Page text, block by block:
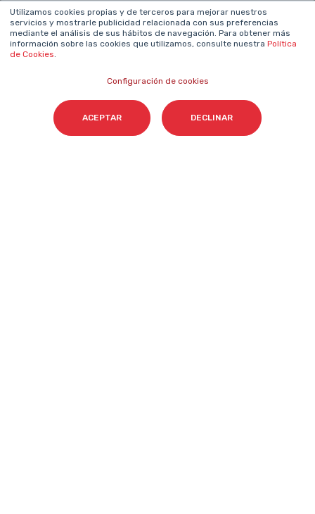
Utilizamos cookies propias y de terceros para mejorar nuestros
servicios y mostrarle publicidad relacionada con sus preferencias
mediante el análisis de sus hábitos de navegación. Para obtener más
información sobre las cookies que utilizamos, consulte nuestra Política
de Cookies.
Configuración de cookies
ACEPTAR DECLINAR
ENLACES DE
INTERÉS
¿Por qué hacer
Marketing?
Metodologías propias
Valores y equipos
Únete a nosotros
LEGAL
Política de privacidad
Sistema interno de
Declaración de
accesibilidad